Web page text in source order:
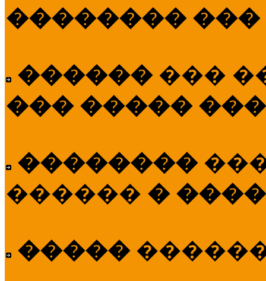
�������� ���
������ ���
��� �����
��������
������ �
�����